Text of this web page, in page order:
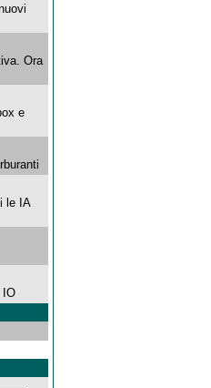
Ora
e
le IA
IO